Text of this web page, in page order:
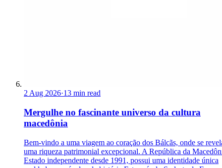
2 Aug 2026·13 min read
Mergulhe no fascinante universo da cultura
macedônia
Bem-vindo a uma viagem ao coração dos Bálcãs, onde se
uma riqueza patrimonial excepcional. A República da
Estado independente desde 1991, possui uma identidade única